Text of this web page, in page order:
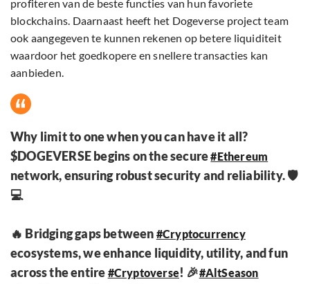
profiteren van de beste functies van hun favoriete
blockchains. Daarnaast heeft het Dogeverse project team
ook aangegeven te kunnen rekenen op betere liquiditeit
waardoor het goedkopere en snellere transacties kan
aanbieden.
Why limit to one when you can have it all?
$DOGEVERSE begins on the secure#Ethereum
network, ensuring robust security and reliability. 🛡️
💻
🔥 Bridging gaps between #Cryptocurrency
ecosystems, we enhance liquidity, utility, and fun
across the entire #Cryptoverse! 🎉#AltSeason